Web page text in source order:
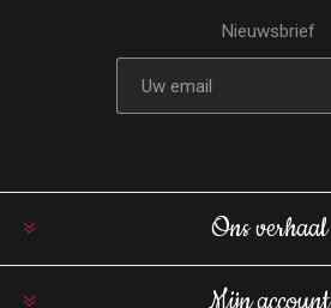
Nieuwsbrief
Ons verhaal